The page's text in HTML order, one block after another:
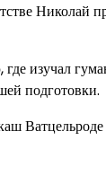
Николай
изучал
подготовки.